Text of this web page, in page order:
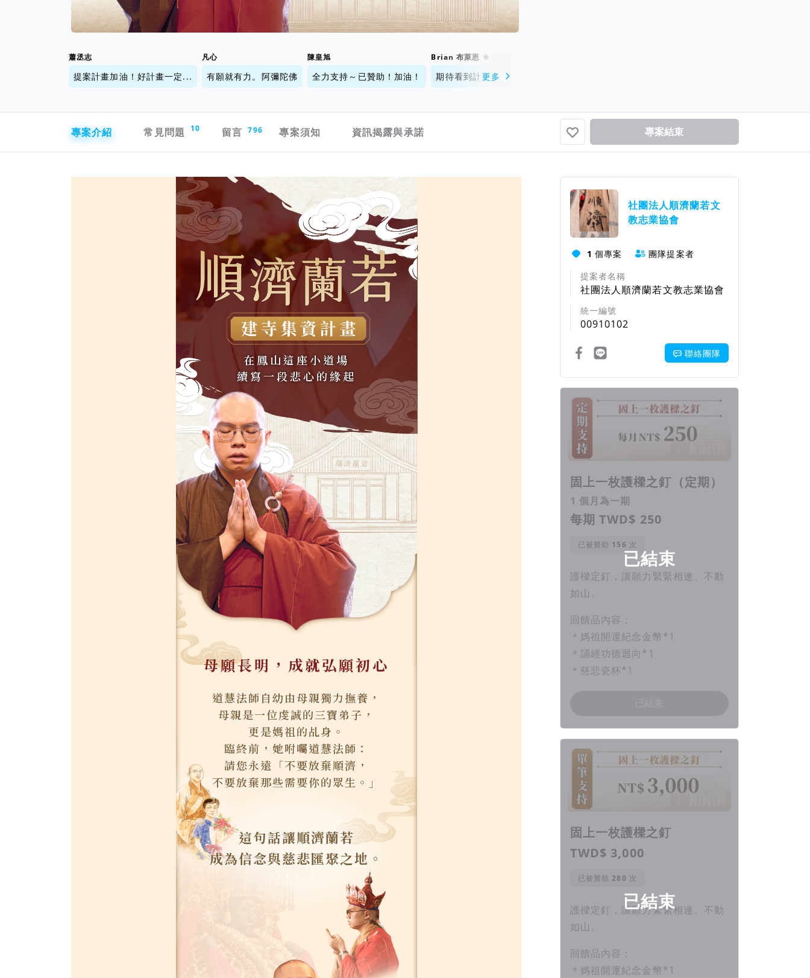
蕭丞志
提案計畫加油！好計畫一定...
凡心
有願就有力。阿彌陀佛
陳皇旭
全力支持～已贊助！加油！
Brian 布萊恩 🍀
期待看到計畫成功!加油～
更多
專案介紹
常見問題 10 留言 796 專案須知 資訊揭露與承諾 專案結束
社團法人順濟蘭若文
教志業協會
1 個專案
團隊提案者
提案者名稱
社團法人順濟蘭若文教志業協會
統一編號
00910102
聯絡團隊
回饋項目
已結束
固上一枚護樑之釘（定期）
1 個月為一期
每期 TWD$ 250
已被贊助 次
護樑定釘，讓願力緊緊相連、不動
如山。
回饋品內容：
＊媽祖開運紀念金幣*1
＊誦經功德迴向*1
＊慈悲瓷杯*1
已結束
固上一枚護樑之釘
TWD$ 3,000
已被贊助 次
護樑定釘，讓願力緊緊相連、不動
如山。
回饋品內容：
＊媽祖開運紀念金幣*1